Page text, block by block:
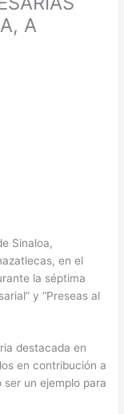
A
Sinaloa,
en el
la séptima
y “Preseas al
destacada en
en contribución a
un ejemplo para